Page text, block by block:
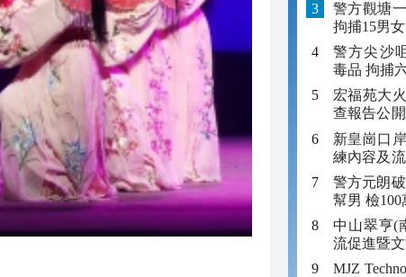
警方觀塘
拘捕15男女
警方尖沙
毒品 拘捕
宏福苑大
查報告公
引發
新皇崗口
練內容及
急應變等
警方元朗
幫男 檢
中山翠亨(
流促進暨
MJZ